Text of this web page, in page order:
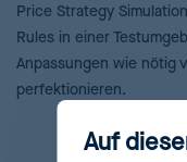
Price Strategy
Rules in einer
Anpassungen wie nötig
perfektionieren.
Auf